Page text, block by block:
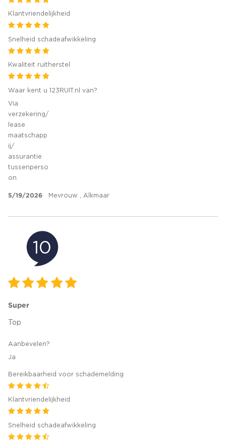
Klantvriendelijkheid
Snelheid schadeafwikkeling
Kwaliteit ruitherstel
Waar kent u 123RUIT.nl van?
Via
verzekering/
lease
maatschapp
ij/
assurantie
tussenperso
on
5/19/2026 Mevrouw , Alkmaar
10
Super
Top
Aanbevelen?
Ja
Bereikbaarheid voor schademelding
Klantvriendelijkheid
Snelheid schadeafwikkeling